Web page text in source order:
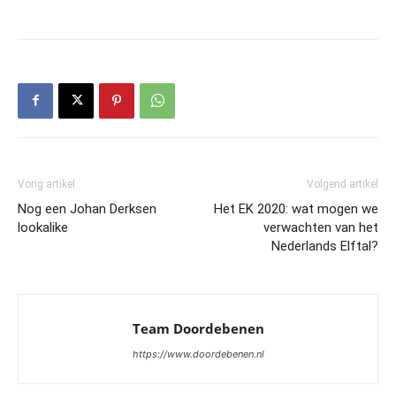
Vorig artikel
Nog een Johan Derksen
lookalike
Volgend artikel
Het EK 2020: wat mogen we
verwachten van het
Nederlands Elftal?
Team Doordebenen
https://www.doordebenen.nl